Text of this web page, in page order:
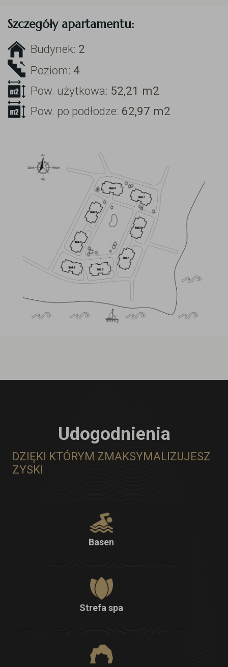
Szczegóły apartamentu:
Budynek: 2
Poziom: 4
Pow. użytkowa: 52,21 m2
Pow. po podłodze: 62,97 m2
Udogodnienia
DZIĘKI KTÓRYM ZMAKSYMALIZUJESZ
ZYSKI
Basen
Strefa spa